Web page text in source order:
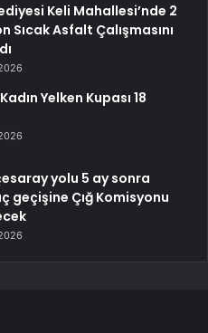
Keli Mahallesi’nde 2
Sıcak Asfalt Çalışmasını
Yelken Kupası 18
yolu 5 ay sonra
geçişine Çığ Komisyonu